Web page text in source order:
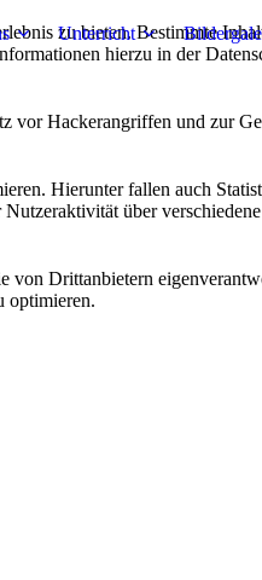
Unterricht
zu bieten. Bestimmte
hierzu in der
Hackerangriffen und zur
Hierunter fallen auch
über
von Drittanbietern
optimieren.